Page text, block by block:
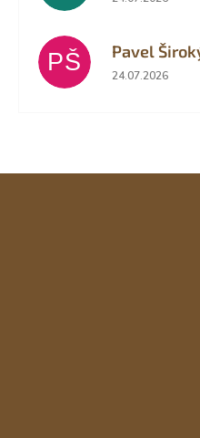
PŠ Pavel
Ocena sklepu
24.07.2026